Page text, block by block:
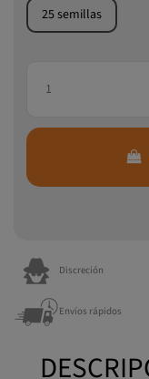
25 semillas
Discreción
Envíos rápidos